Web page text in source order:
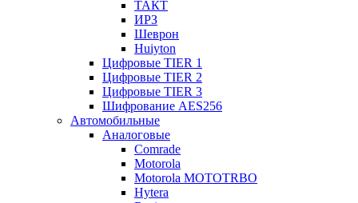
ТАКТ
ИРЗ
Шеврон
Huiyton
Цифровые TIER 1
Цифровые TIER 2
Цифровые TIER 3
Шифрование AES256
Автомобильные
Аналоговые
Comrade
Motorola
Motorola MOTOTRBO
Hytera